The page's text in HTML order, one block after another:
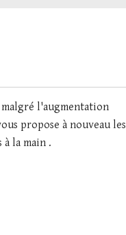
malgré l'augmentation
propose à nouveau les
à la main .